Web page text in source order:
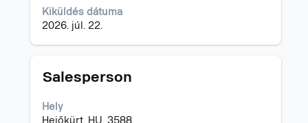
Kiküldés dátuma
2026. júl. 22.
tartalmának
megtekintéséhez.
Cím
Salesperson
Hely
Hejőkürt, HU, 3588
Jelölje
a
szóköz